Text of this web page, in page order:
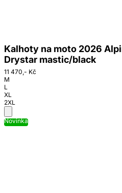
Kalhoty na moto 2026
Drystar mastic/black
11 470,- Kč
M
L
XL
2XL
Novinka